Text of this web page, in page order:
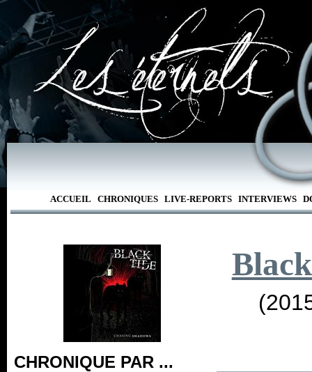
ACCUEIL CHRONIQUES LIVE-REPORTS INTERVIEWS
CHRONIQUE PAR ...